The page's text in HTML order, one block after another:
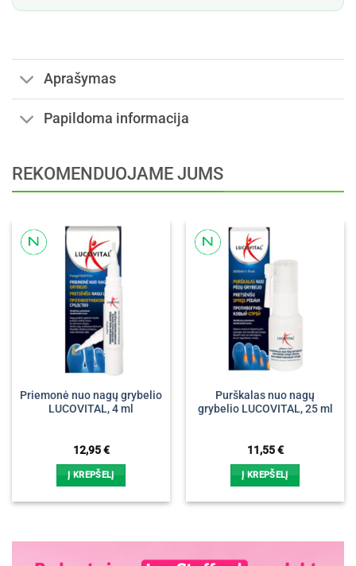
Aprašymas
Papildoma informacija
REKOMENDUOJAME JUMS
Priemonė nuo nagų grybelio
LUCOVITAL, 4 ml
12,95€
Į KREPŠELĮ
Purškalas nuo nagų
grybelio LUCOVITAL, 25 ml
11,55€
Į KREPŠELĮ